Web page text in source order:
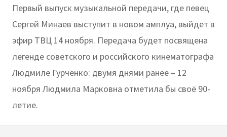
Первый выпуск музыкальной передачи, где певец
Сергей Минаев выступит в новом амплуа, выйдет в
эфир ТВЦ 14 ноября. Передача будет посвящена
легенде советского и российского кинематографа
Людмиле Гурченко: двумя днями ранее – 12
ноября Людмила Марковна отметила бы своё 90-
летие.